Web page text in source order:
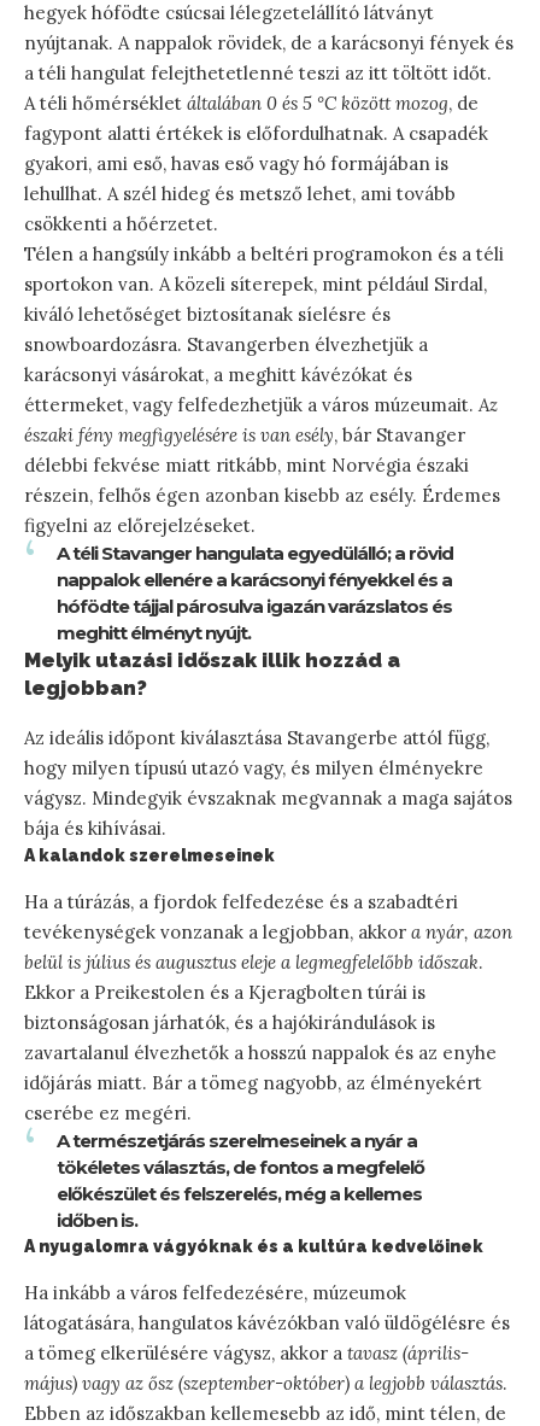
hegyek hófödte csúcsai lélegzetelállító látványt
nyújtanak. A nappalok rövidek, de a karácsonyi fények és
a téli hangulat felejthetetlenné teszi az itt töltött időt.
A téli hőmérséklet általában 0 és 5 °C között mozog, de
fagypont alatti értékek is előfordulhatnak. A csapadék
gyakori, ami eső, havas eső vagy hó formájában is
lehullhat. A szél hideg és metsző lehet, ami tovább
csökkenti a hőérzetet.
Télen a hangsúly inkább a beltéri programokon és a téli
sportokon van. A közeli síterepek, mint például Sirdal,
kiváló lehetőséget biztosítanak síelésre és
snowboardozásra. Stavangerben élvezhetjük a
karácsonyi vásárokat, a meghitt kávézókat és
éttermeket, vagy felfedezhetjük a város múzeumait. Az
északi fény megfigyelésére is van esély, bár Stavanger
délebbi fekvése miatt ritkább, mint Norvégia északi
részein, felhős égen azonban kisebb az esély. Érdemes
figyelni az előrejelzéseket.
A téli Stavanger hangulata egyedülálló; a rövid
nappalok ellenére a karácsonyi fényekkel és a
hófödte tájjal párosulva igazán varázslatos és
meghitt élményt nyújt.
Melyik utazási időszak illik hozzád a
legjobban?
Az ideális időpont kiválasztása Stavangerbe attól függ,
hogy milyen típusú utazó vagy, és milyen élményekre
vágysz. Mindegyik évszaknak megvannak a maga sajátos
bája és kihívásai.
A kalandok szerelmeseinek
Ha a túrázás, a fjordok felfedezése és a szabadtéri
tevékenységek vonzanak a legjobban, akkor a nyár, azon
belül is július és augusztus eleje a legmegfelelőbb időszak.
Ekkor a Preikestolen és a Kjeragbolten túrái is
biztonságosan járhatók, és a hajókirándulások is
zavartalanul élvezhetők a hosszú nappalok és az enyhe
időjárás miatt. Bár a tömeg nagyobb, az élményekért
cserébe ez megéri.
A természetjárás szerelmeseinek a nyár a
tökéletes választás, de fontos a megfelelő
előkészület és felszerelés, még a kellemes
időben is.
A nyugalomra vágyóknak és a kultúra kedvelőinek
Ha inkább a város felfedezésére, múzeumok
látogatására, hangulatos kávézókban való üldögélésre és
a tömeg elkerülésére vágysz, akkor a tavasz (április-
május) vagy az ősz (szeptember-október) a legjobb választás.
Ebben az időszakban kellemesebb az idő, mint télen, de